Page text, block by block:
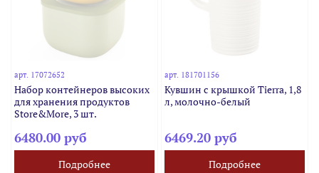
арт. 17072652
Набор контейнеров высоких
для хранения продуктов
Store&More, 3 шт.
6480.00 руб
Подробнее
арт. 181701156
Кувшин с крышкой Tierra, 1,8
л, молочно-белый
6469.20 руб
Подробнее